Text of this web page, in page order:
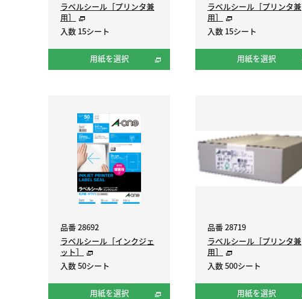
ラベルシール［プリンタ兼
用］
入数 15シート
用紙を選択
ラベルシール［プリンタ兼
用］
入数 15シート
用紙を選択
品番 28692
ラベルシール［インクジェ
ット］
入数 50シート
用紙を選択
品番 28719
ラベルシール［プリンタ兼
用］
入数 500シート
用紙を選択